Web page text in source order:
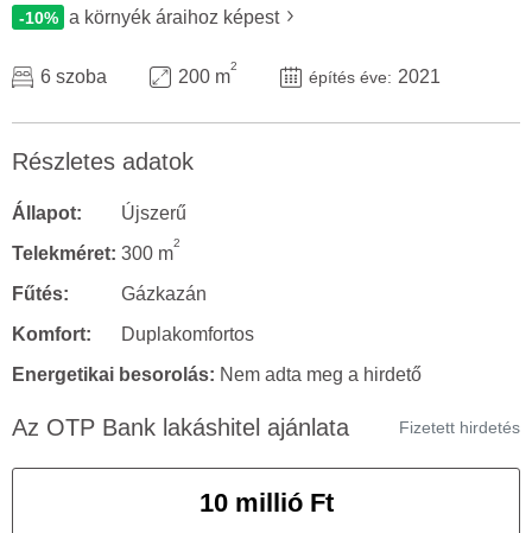
-10% a környék áraihoz képest
6 szoba 200 m
2
építés éve: 2021
Részletes adatok
Állapot:
Újszerű
Telekméret: 300 m
2
Fűtés:
Gázkazán
Komfort:
Duplakomfortos
Energetikai besorolás: Nem adta meg a hirdető
Az OTP Bank lakáshitel ajánlata Fizetett hirdetés
10 millió Ft